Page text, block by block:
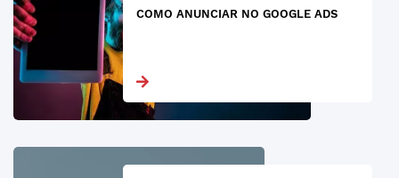
COMO ANUNCIAR NO GOOGLE ADS